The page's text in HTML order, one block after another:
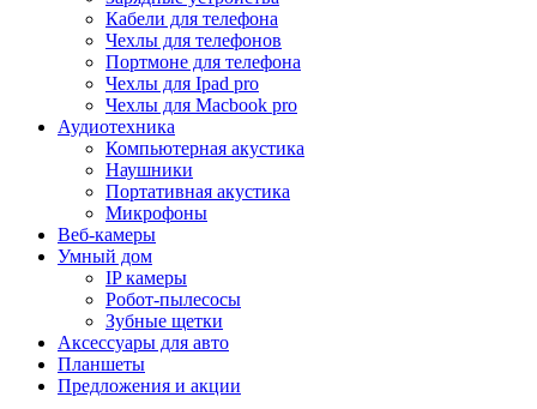
Кабели для телефона
Чехлы для телефонов
Портмоне для телефона
Чехлы для Ipad pro
Чехлы для Macbook pro
Аудиотехника
Компьютерная акустика
Наушники
Портативная акустика
Микрофоны
Веб-камеры
Умный дом
IP камеры
Робот-пылесосы
Зубные щетки
Аксессуары для авто
Планшеты
Предложения и акции